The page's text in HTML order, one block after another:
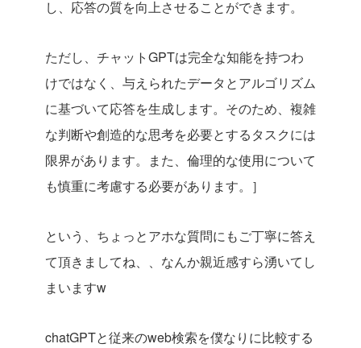
し、応答の質を向上させることができます。
ただし、チャットGPTは完全な知能を持つわ
けではなく、与えられたデータとアルゴリズム
に基づいて応答を生成します。そのため、複雑
な判断や創造的な思考を必要とするタスクには
限界があります。また、倫理的な使用について
も慎重に考慮する必要があります。］
という、ちょっとアホな質問にもご丁寧に答え
て頂きましてね、、なんか親近感すら湧いてし
まいますw
chatGPTと従来のweb検索を僕なりに比較する